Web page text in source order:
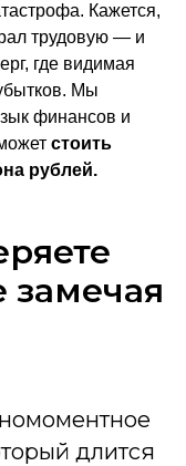
Кажется,
трудовую — и
где видимая
Мы
финансов и
стоить
рублей.
замечая
длится